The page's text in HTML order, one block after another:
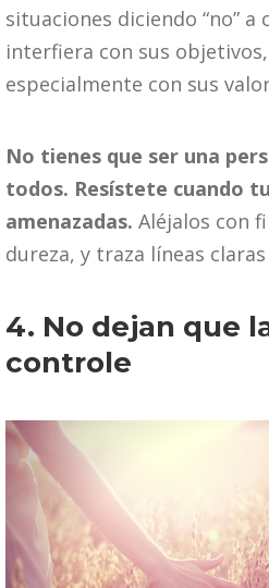
situaciones diciendo “no”
interfiera con sus
especialmente con sus
No tienes que ser una
todos. Resístete cuando
amenazadas. Aléjalos con
dureza, y traza líneas
4. No dejan que
controle